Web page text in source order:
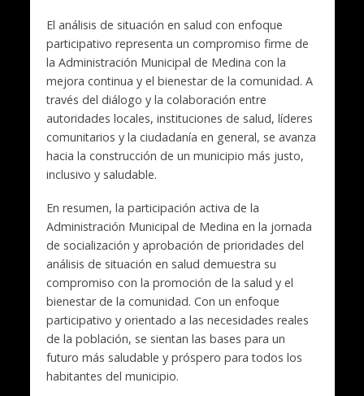
El análisis de situación en salud con enfoque
participativo representa un compromiso firme de
la Administración Municipal de Medina con la
mejora continua y el bienestar de la comunidad. A
través del diálogo y la colaboración entre
autoridades locales, instituciones de salud, líderes
comunitarios y la ciudadanía en general, se avanza
hacia la construcción de un municipio más justo,
inclusivo y saludable.
En resumen, la participación activa de la
Administración Municipal de Medina en la jornada
de socialización y aprobación de prioridades del
análisis de situación en salud demuestra su
compromiso con la promoción de la salud y el
bienestar de la comunidad. Con un enfoque
participativo y orientado a las necesidades reales
de la población, se sientan las bases para un
futuro más saludable y próspero para todos los
habitantes del municipio.